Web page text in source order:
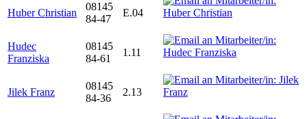
Huber Christian
08145
84-47
E.04
Hudec
Franziska
08145
84-61
1.11
Jilek Franz
08145
84-36
2.13